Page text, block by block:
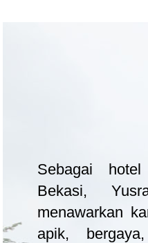
Sebagai
Bekasi,
menawarkan
apik,